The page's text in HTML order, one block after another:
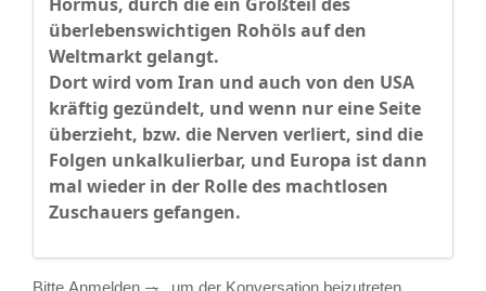
überlebenswichtigen Rohöls auf den
Weltmarkt gelangt.
Dort wird vom Iran und auch von den USA
kräftig gezündelt, und wenn nur eine Seite
überzieht, bzw. die Nerven verliert, sind die
Folgen unkalkulierbar, und Europa ist dann
mal wieder in der Rolle des machtlosen
Zuschauers gefangen.
Bitte Anmelden um der Konversation beizutreten.